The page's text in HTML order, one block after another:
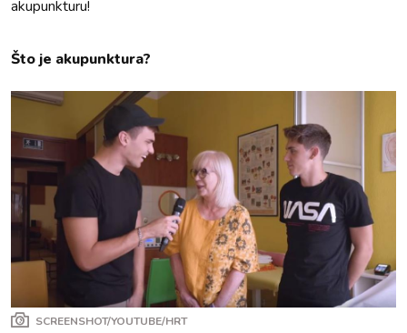
akupunkturu!
Što je akupunktura?
SCREENSHOT/YOUTUBE/HRT